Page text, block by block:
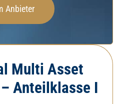
Anbieter
Multi Asset
Anteilklasse I